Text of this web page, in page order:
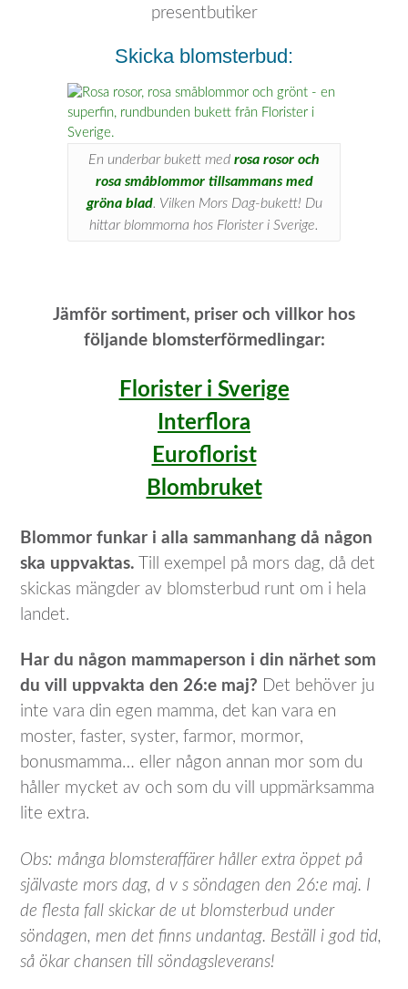
presentbutiker
Skicka blomsterbud:
En underbar bukett med rosa rosor och
rosa småblommor tillsammans med
gröna blad. Vilken Mors Dag-bukett! Du
hittar blommorna hos Florister i Sverige.
Jämför sortiment, priser och villkor hos
följande blomsterförmedlingar:
Florister i Sverige
Interflora
Euroflorist
Blombruket
Blommor funkar i alla sammanhang då någon
ska uppvaktas. Till exempel på mors dag, då det
skickas mängder av blomsterbud runt om i hela
landet.
Har du någon mammaperson i din närhet som
du vill uppvakta den 26:e maj? Det behöver ju
inte vara din egen mamma, det kan vara en
moster, faster, syster, farmor, mormor,
bonusmamma… eller någon annan mor som du
håller mycket av och som du vill uppmärksamma
lite extra.
Obs: många blomsteraffärer håller extra öppet på
självaste mors dag, d v s söndagen den 26:e maj. I
de flesta fall skickar de ut blomsterbud under
söndagen, men det finns undantag. Beställ i god tid,
så ökar chansen till söndagsleverans!